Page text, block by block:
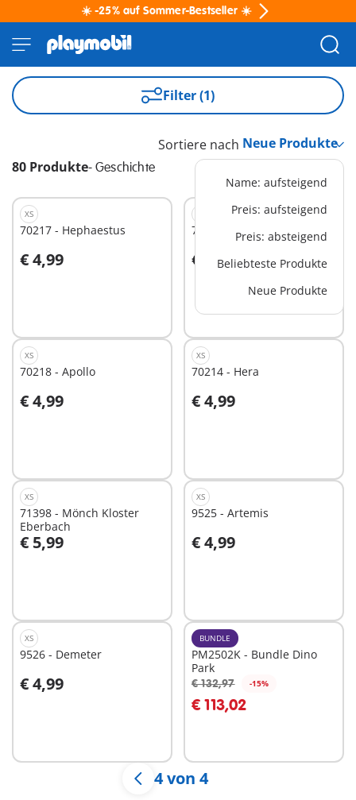
☀️ -25% auf Sommer-Bestseller ☀️
Filter (1)
80 Produkte- Geschichte
Sortiere nach
Name: aufsteigend
Preis: aufsteigend
Preis: absteigend
Beliebteste Produkte
Neue Produkte
XS
70217 - Hephaestus
€ 4,99
In den Warenkorb
70215 - Hestia
€ 4,99In den Warenkorb
XS
70218 - Apollo
€ 4,99
In den Warenkorb
XS
70214 - Hera
€ 4,99
In den Warenkorb
XS
71398 - Mönch Kloster
Eberbach
€ 5,99
In den Warenkorb
XS
9525 - Artemis
€ 4,99
In den Warenkorb
XS
9526 - Demeter
€ 4,99
In den Warenkorb
BUNDLE
PM2502K - Bundle Dino
Park
€ 132,97 -15%
€ 113,02
In den Warenkorb
4 von 4